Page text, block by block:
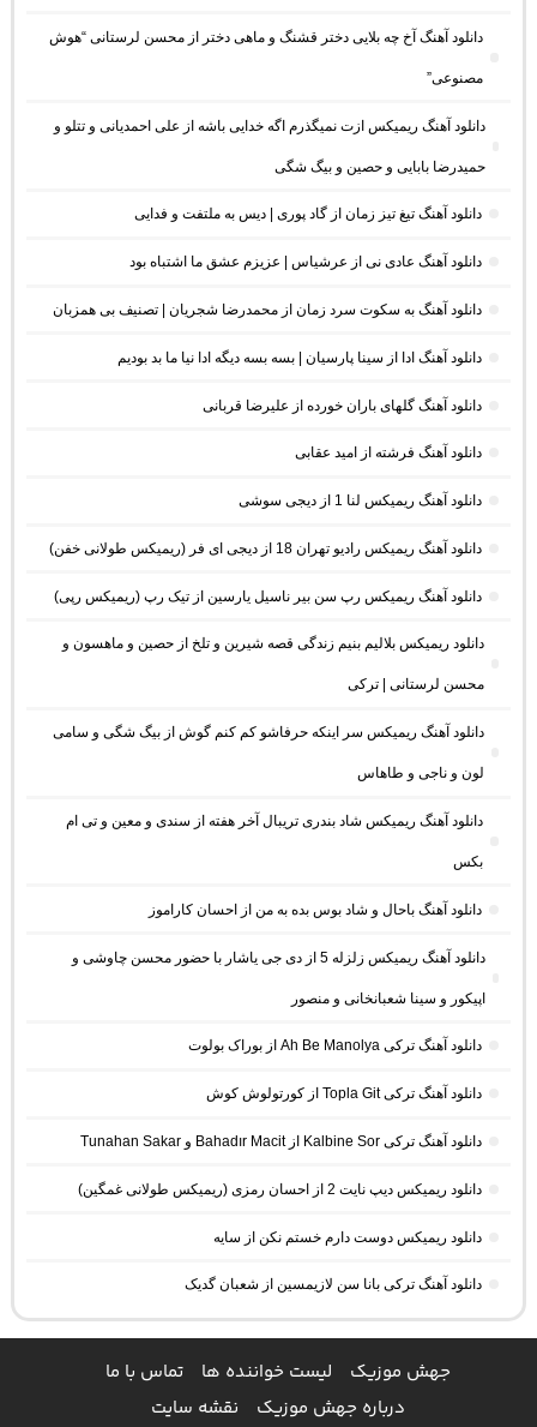
دانلود آهنگ آخ چه بلایی دختر قشنگ و ماهی دختر از محسن لرستانی “هوش
مصنوعی”
دانلود آهنگ ریمیکس ازت نمیگذرم اگه خدایی باشه از علی احمدیانی و تتلو و
حمیدرضا بابایی و حصین و بیگ شگی
دانلود آهنگ تیغ تیز زمان از گاد پوری | دیس به ملتفت و فدایی
دانلود آهنگ عادی نی از عرشیاس | عزیزم عشق ما اشتباه بود
دانلود آهنگ به سکوت سرد زمان از محمدرضا شجریان | تصنیف بی همزبان
دانلود آهنگ ادا از سینا پارسیان | بسه بسه دیگه ادا نیا ما بد بودیم
دانلود آهنگ گلهای باران خورده از علیرضا قربانی
دانلود آهنگ فرشته از امید عقابی
دانلود آهنگ ریمیکس لنا 1 از دیجی سوشی
دانلود آهنگ ریمیکس رادیو تهران 18 از دیجی ای فر (ریمیکس طولانی خفن)
دانلود آهنگ ریمیکس رپ سن بیر ناسیل یارسین از تیک رپ (ریمیکس رپی)
دانلود ریمیکس بلالیم بنیم زندگی قصه شیرین و تلخ از حصین و ماهسون و
محسن لرستانی | ترکی
دانلود آهنگ ریمیکس سر اینکه حرفاشو کم کنم گوش از بیگ شگی و سامی
لون و ناجی و طاهاس
دانلود آهنگ ریمیکس شاد بندری تریبال آخر هفته از سندی و معین و تی ام
بکس
دانلود آهنگ باحال و شاد بوس بده به من از احسان کاراموز
دانلود آهنگ ریمیکس زلزله 5 از دی جی یاشار با حضور محسن چاوشی و
اپیکور و سینا شعبانخانی و منصور
دانلود آهنگ ترکی Ah Be Manolya از بوراک بولوت
دانلود آهنگ ترکی Topla Git از کورتولوش کوش
دانلود آهنگ ترکی Kalbine Sor از Bahadır Macit و Tunahan Sakar
دانلود ریمیکس دیپ نایت 2 از احسان رمزی (ریمیکس طولانی غمگین)
دانلود ریمیکس دوست دارم خستم نکن از سایه
دانلود آهنگ ترکی بانا سن لازیمسین از شعبان گدیک
جهش موزیک لیست خواننده ها
تماس با ما
درباره جهش موزیک
نقشه سایت